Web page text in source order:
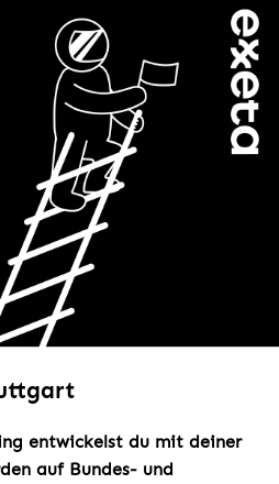
entwickelst du mit deiner
auf Bundes- und